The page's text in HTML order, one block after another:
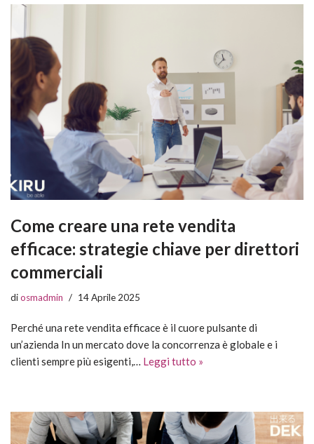
Come creare una rete vendita
efficace: strategie chiave per direttori
commerciali
diosmadmin 14 Aprile 2025
Perché una rete vendita efficace è il cuore pulsante di
un’azienda In un mercato dove la concorrenza è globale e i
clienti sempre più esigenti,… Leggi tutto »